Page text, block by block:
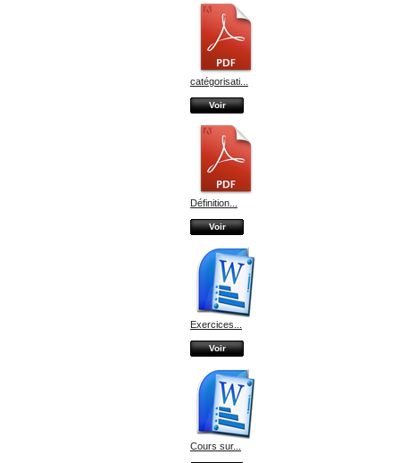
catégorisati...
Voir
Définition...
Voir
Exercices...
Voir
Cours sur...